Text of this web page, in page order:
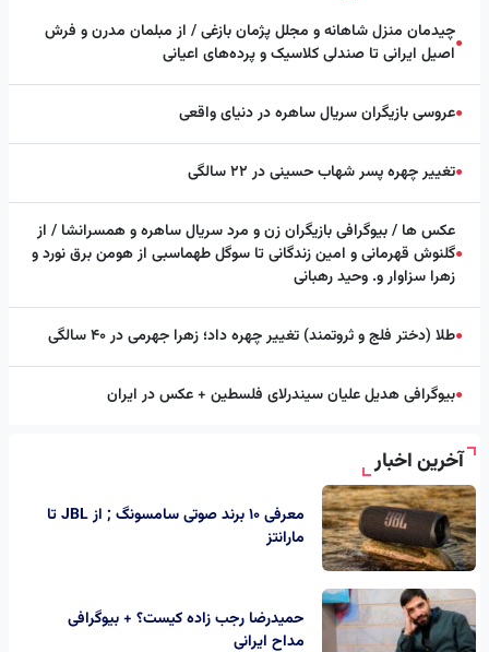
●چیدمان منزل شاهانه و مجلل پژمان بازغی / از مبلمان مدرن و فرش
اصیل ایرانی تا صندلی کلاسیک و پرده‌های اعیانی
●عروسی بازیگران سریال ساهره در دنیای واقعی
●تغییر چهره پسر شهاب حسینی در ۲۲ سالگی
●
عکس ها / بیوگرافی بازیگران زن و مرد سریال ساهره و همسرانشا / از
گلنوش قهرمانی و امین زندگانی تا سوگل طهماسبی از هومن برق نورد و
زهرا سزاوار و. وحید رهبانی
●طلا (دختر فلج و ثروتمند) تغییر چهره داد؛ زهرا جهرمی در ۴۰ سالگی
●بیوگرافی هدیل علیان سیندرلای فلسطین + عکس در ایران
آخرین اخبار
معرفی 10 برند صوتی سامسونگ ; از JBL تا
مارانتز
حمیدرضا رجب‌ زاده کیست؟ + بیوگرافی
مداح ایرانی